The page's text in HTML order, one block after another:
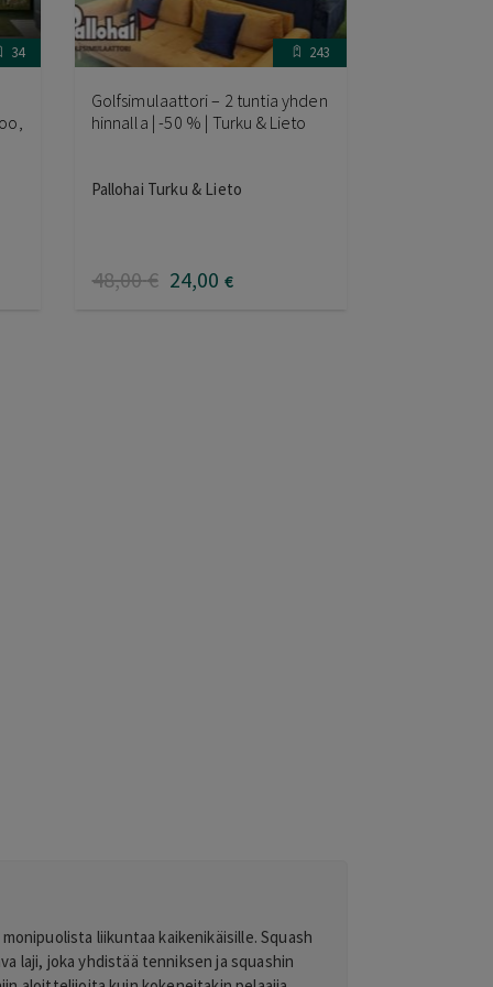
34 243
Golfsimulaattori – 2 tuntia yhden
hinnalla | -50 % | Turku & Lieto
Pallohai Turku & Lieto
48,00€ 24,00 €
liikuntaa kaikenikäisille. Squash
laji, joka yhdistää tenniksen ja squashin